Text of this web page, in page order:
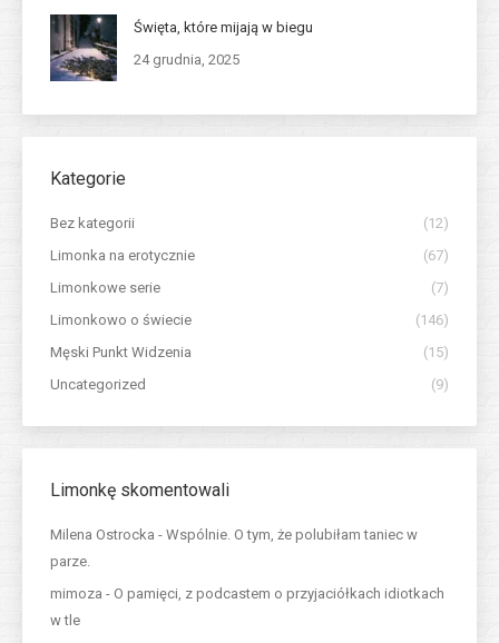
Święta, które mijają w biegu
24 grudnia, 2025
Kategorie
Bez kategorii
(12)
Limonka na erotycznie
(67)
Limonkowe serie
(7)
Limonkowo o świecie
(146)
Męski Punkt Widzenia
(15)
Uncategorized
(9)
Limonkę skomentowali
Milena Ostrocka - Wspólnie. O tym, że polubiłam taniec w
parze.
mimoza - O pamięci, z podcastem o przyjaciółkach idiotkach
w tle